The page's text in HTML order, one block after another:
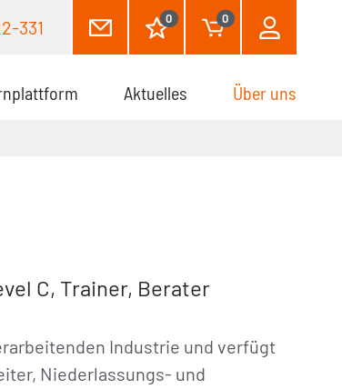
331 0 0
Aktuelles Über uns
C, Trainer, Berater
Industrie und verfügt
Niederlassungs- und